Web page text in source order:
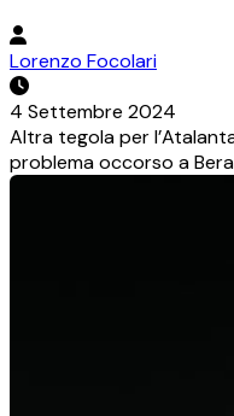
Lorenzo Focolari
4 Settembre 2024
Altra tegola per
problema occorso a